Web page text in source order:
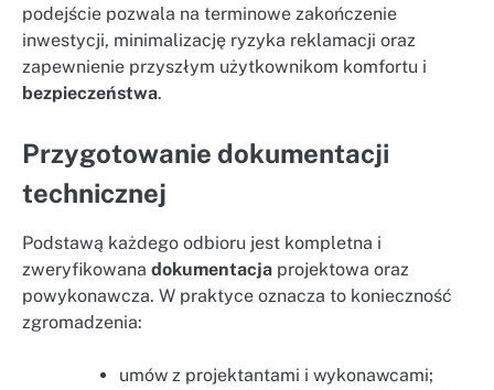
podejście pozwala na terminowe zakończenie
inwestycji, minimalizację ryzyka reklamacji oraz
zapewnienie przyszłym użytkownikom komfortu i
bezpieczeństwa.
Przygotowanie dokumentacji
technicznej
Podstawą każdego odbioru jest kompletna i
zweryfikowana dokumentacja projektowa oraz
powykonawcza. W praktyce oznacza to konieczność
zgromadzenia:
umów z projektantami i wykonawcami;